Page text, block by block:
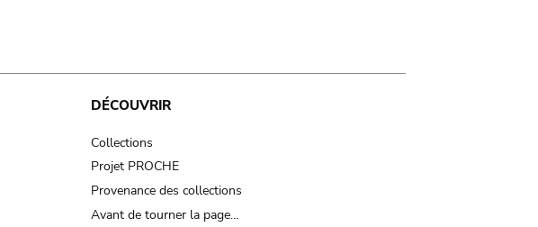
DÉCOUVRIR
Collections
Projet PROCHE
Provenance des collections
Avant de tourner la page…